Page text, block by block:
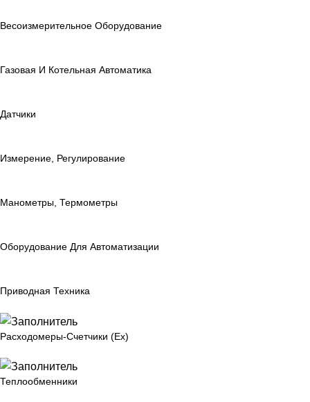
Весоизмерительное Оборудование
Газовая И Котельная Автоматика
Датчики
Измерение, Регулирование
Манометры, Термометры
Оборудование Для Автоматизации
Приводная Техника
Расходомеры-Счетчики (Ex)
Теплообменники